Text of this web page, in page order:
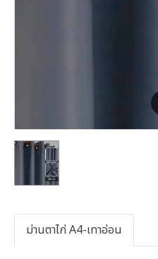
ม่านตาไก่ A4-เทาอ่อน